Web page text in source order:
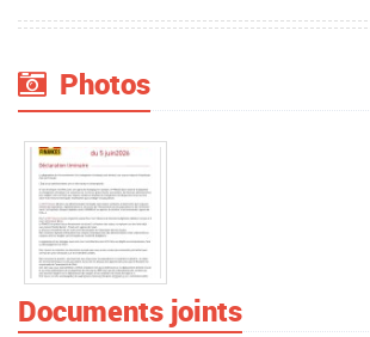
Photos
Documents joints